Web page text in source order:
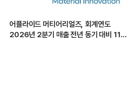
어플라이드 머티어리얼즈, 회계연도
2026년 2분기 매출 전년 동기 대비 11%